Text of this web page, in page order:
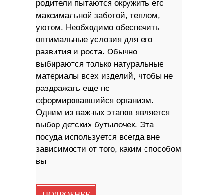
родители пытаются окружить его
максимальной заботой, теплом,
уютом. Необходимо обеспечить
оптимальные условия для его
развития и роста. Обычно
выбираются только натуральные
материалы всех изделий, чтобы не
раздражать еще не
сформировавшийся организм.
Одним из важных этапов является
выбор детских бутылочек. Эта
посуда используется всегда вне
зависимости от того, каким способом
вы